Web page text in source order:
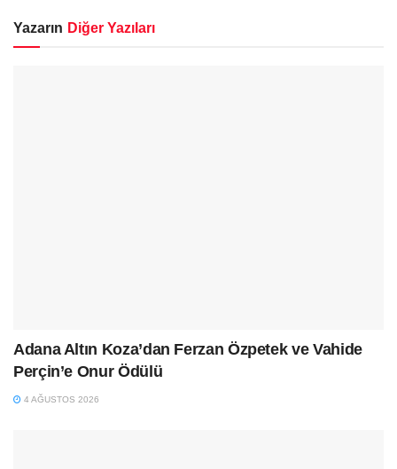
Yazarın Diğer Yazıları
Adana Altın Koza’dan Ferzan Özpetek ve Vahide
Perçin’e Onur Ödülü
4 AĞUSTOS 2026